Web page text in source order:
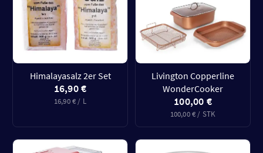
Himalayasalz 2er Set
16,90 €
16,90 € / L
Livington Copperline
WonderCooker
100,00 €
100,00 € / STK